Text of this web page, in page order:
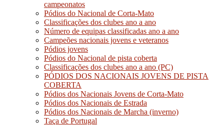
campeonatos
Pódios do Nacional de Corta-Mato
Classificações dos clubes ano a ano
Número de equipas classificadas ano a ano
Campeões nacionais jovens e veteranos
Pódios jovens
Pódios do Nacional de pista coberta
Classificações dos clubes ano a ano (PC)
PÓDIOS DOS NACIONAIS JOVENS DE PISTA
COBERTA
Pódios dos Nacionais Jovens de Corta-Mato
Pódios dos Nacionais de Estrada
Pódios dos Nacionais de Marcha (inverno)
Taça de Portugal